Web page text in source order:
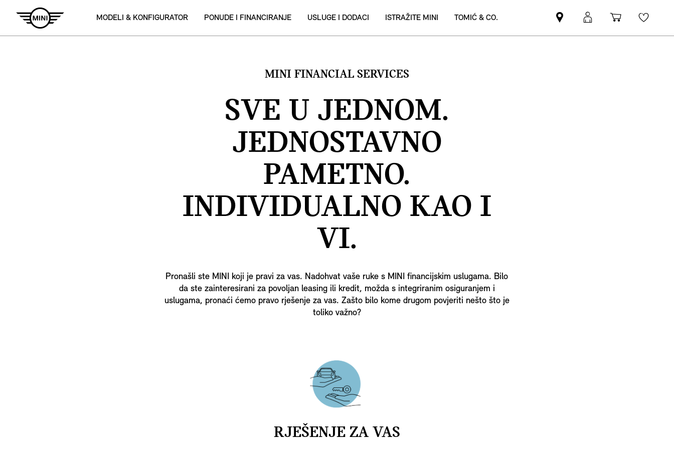
MODELI & KONFIGURATOR PONUDE I FINANCIRANJE USLUGE I DODACI ISTRAŽITE MINI TOMIĆ & CO.
Pronađite
MINI
MyMini
prijava
Košarica
MINI FINANCIAL SERVICES
SVE U JEDNOM.
JEDNOSTAVNO
PAMETNO.
INDIVIDUALNO KAO I
VI.
Pronašli ste MINI koji je pravi za vas. Nadohvat vaše ruke s MINI financijskim uslugama. Bilo
da ste zainteresirani za povoljan leasing ili kredit, možda s integriranim osiguranjem i
uslugama, pronaći ćemo pravo rješenje za vas. Zašto bilo kome drugom povjeriti nešto što je
toliko važno?
RJEŠENJE ZA VAS